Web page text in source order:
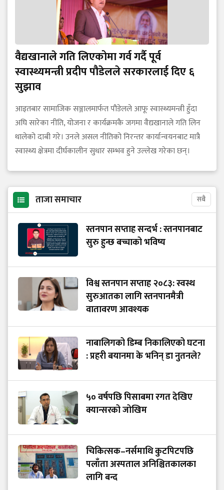
वैद्यखानाले गति लिएकोमा गर्व गर्दै पूर्व
स्वास्थ्यमन्त्री प्रदीप पौडेलले सरकारलाई दिए ६
सुझाव
आइतबार सामाजिक सञ्जालमार्फत पौडेलले आफू स्वास्थ्यमन्त्री हुँदा
अघि सारेका नीति, योजना र कार्यक्रमकै जगमा वैद्यखानाले गति लिन
थालेको दाबी गरे। उनले असल नीतिको निरन्तर कार्यान्वयनबाट मात्रै
स्वास्थ्य क्षेत्रमा दीर्घकालीन सुधार सम्भव हुने उल्लेख गरेका छन्।
ताजा समाचार सबै
स्तनपान सप्ताह सन्दर्भ : स्तनपानबाट
सुरु हुन्छ बच्चाको भविष्य
विश्व स्तनपान सप्ताह २०८३: स्वस्थ
सुरुआतका लागि स्तनपानमैत्री
वातावरण आवश्यक
नाबालिगको डिम्ब निकालिएको घटना
: प्रहरी बयानमा के भनिन् डा नुतनले?
५० वर्षपछि पिसाबमा रगत देखिए
क्यान्सरको जोखिम
चिकित्सक–नर्समाथि कुटपिटपछि
पलाँता अस्पताल अनिश्चितकालका
लागि बन्द